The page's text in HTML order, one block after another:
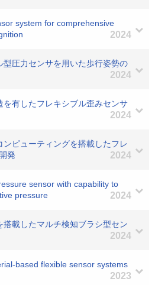
system for comprehensive
2024
圧力センサを用いた歩行姿勢の
2024
有したフレキシブル歪みセンサ
2024
ピューティングを搭載したフレ
発
2024
sensor with capability to
pressure
2024
載したマルチ検知ブラシ型セン
2024
based flexible sensor systems
2023